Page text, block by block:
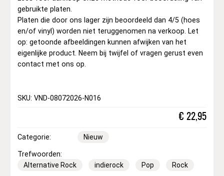
gebruikte platen.
Platen die door ons lager zijn beoordeeld dan 4/5 (hoes
en/of vinyl) worden niet teruggenomen na verkoop. Let
op: getoonde afbeeldingen kunnen afwijken van het
eigenlijke product. Neem bij twijfel of vragen gerust even
contact met ons op.
SKU: VND-08072026-N016
€ 22,95
Categorie: Nieuw
Trefwoorden:
Alternative Rock
indierock Pop Rock